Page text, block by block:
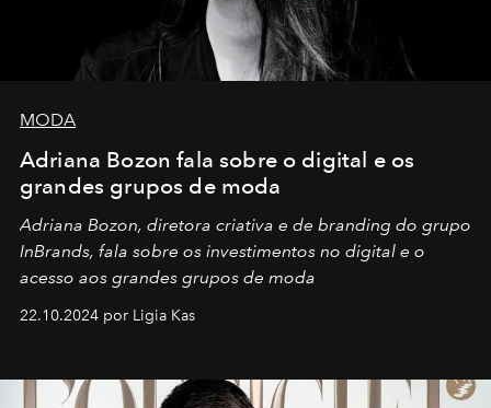
MODA
Adriana Bozon fala sobre o digital e os
grandes grupos de moda
Adriana Bozon, diretora criativa e de branding do grupo
InBrands, fala sobre os investimentos no digital e o
acesso aos grandes grupos de moda
22.10.2024 por Ligia Kas